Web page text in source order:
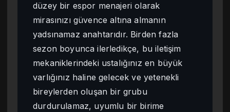
düzey bir espor menajeri olarak
mirasınızı güvence altına almanın
yadsınamaz anahtarıdır. Birden fazla
sezon boyunca ilerledikçe, bu iletişim
mekaniklerindeki ustalığınız en büyük
varlığınız haline gelecek ve yetenekli
bireylerden oluşan bir grubu
durdurulamaz, uyumlu bir birime